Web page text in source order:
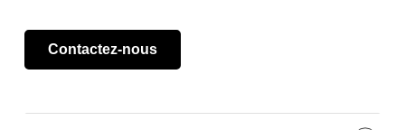
Contactez-nous